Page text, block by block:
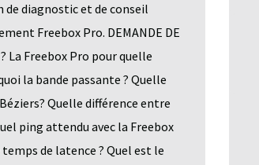
de diagnostic et de conseil
Freebox Pro. DEMANDE DE
La Freebox Pro pour quelle
la bande passante ? Quelle
Quelle différence entre
ping attendu avec la Freebox
de latence ? Quel est le